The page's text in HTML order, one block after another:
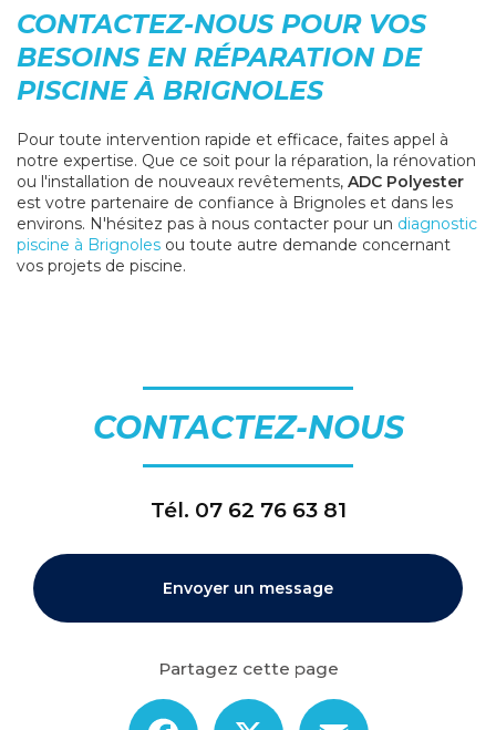
CONTACTEZ-NOUS POUR VOS
BESOINS EN RÉPARATION DE
PISCINE À BRIGNOLES
Pour toute intervention rapide et efficace, faites appel à
notre expertise. Que ce soit pour la réparation, la rénovation
ou l'installation de nouveaux revêtements, ADC Polyester
est votre partenaire de confiance à Brignoles et dans les
environs. N'hésitez pas à nous contacter pour un diagnostic
piscine à Brignoles ou toute autre demande concernant
vos projets de piscine.
CONTACTEZ-NOUS
Tél. 07 62 76 63 81
Envoyer un message
Partagez cette page
Facebook